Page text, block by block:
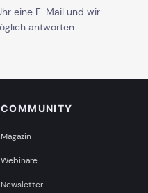
eine E-Mail und wir
antworten.
COMMUNITY
Magazin
Webinare
Newsletter